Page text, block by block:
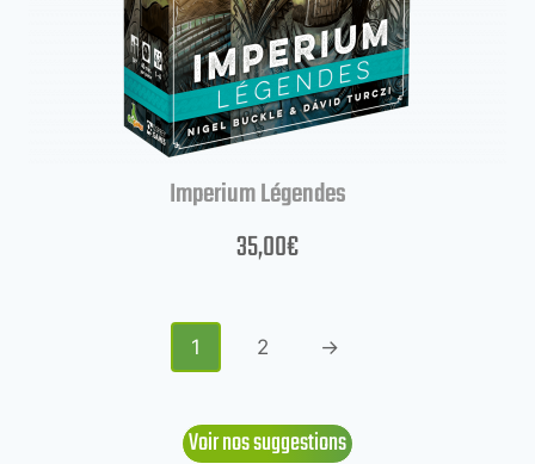
Imperium Légendes
35,00€
1 2 →
Voir nos suggestions